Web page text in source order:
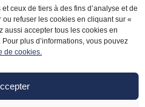
ceux de tiers à des fins d’analyse et de
refuser les cookies en cliquant sur «
aussi accepter tous les cookies en
plus d’informations, vous pouvez
de cookies.